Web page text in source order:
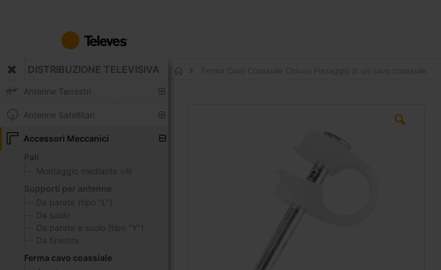
contenuto
DISTRIBUZIONE TELEVISIVA
Antenne Terrestri
Antenne Satellitari
Accessori Meccanici
Pali
Montaggio mediante viti
Supporti per antenne
Da parete (tipo "L")
Da suolo
Da parete e suolo (tipo "Y")
Da finestra
Ferma cavo coassiale